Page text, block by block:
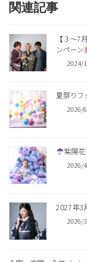
関連記事
【３～
ンペーン
2024/
夏祭りフ
2026/
紫陽
2026/
2027年3
2026/